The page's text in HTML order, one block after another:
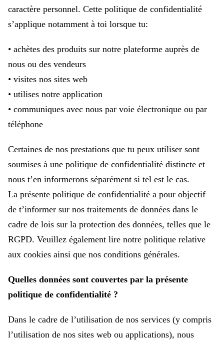
caractère personnel. Cette politique de confidentialité
s’applique notamment à toi lorsque tu:
• achètes des produits sur notre plateforme auprès de
nous ou des vendeurs
• visites nos sites web
• utilises notre application
• communiques avec nous par voie électronique ou par
téléphone
Certaines de nos prestations que tu peux utiliser sont
soumises à une politique de confidentialité distincte et
nous t’en informerons séparément si tel est le cas.
La présente politique de confidentialité a pour objectif
de t’informer sur nos traitements de données dans le
cadre de lois sur la protection des données, telles que le
RGPD. Veuillez également lire notre politique relative
aux cookies ainsi que nos conditions générales.
Quelles données sont couvertes par la présente
politique de confidentialité ?
Dans le cadre de l’utilisation de nos services (y compris
l’utilisation de nos sites web ou applications), nous